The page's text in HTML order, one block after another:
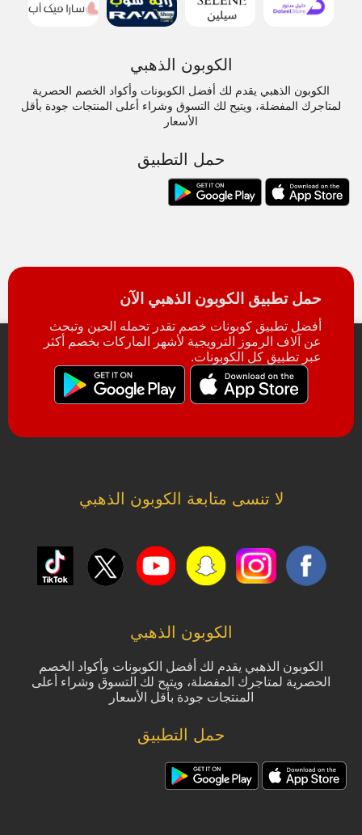
الكوبون الذهبي
الكوبون الذهبي يقدم لك أفضل الكوبونات وأكواد الخصم الحصرية
لمتاجرك المفضلة، ويتيح لك التسوق وشراء أعلى المنتجات جودة بأقل
الأسعار
حمل التطبيق
حمل تطبيق الكوبون الذهبي الآن
أفضل تطبيق كوبونات خصم تقدر تحمله الحين وتبحث
عن آلاف الرموز الترويجية لأشهر الماركات بخصم أكثر
عبر تطبيق كل الكوبونات.
لا تنسى متابعة الكوبون الذهبي
الكوبون الذهبي
الكوبون الذهبي يقدم لك أفضل الكوبونات وأكواد الخصم
الحصرية لمتاجرك المفضلة، ويتيح لك التسوق وشراء أعلى
المنتجات جودة بأقل الأسعار
حمل التطبيق